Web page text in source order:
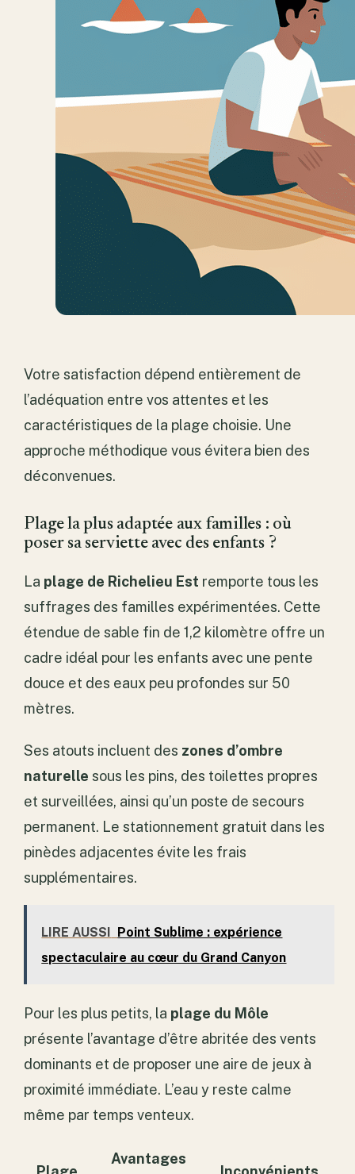
Votre satisfaction dépend entièrement de
l’adéquation entre vos attentes et les
caractéristiques de la plage choisie. Une
approche méthodique vous évitera bien des
déconvenues.
Plage la plus adaptée aux familles : où
poser sa serviette avec des enfants ?
La plage de Richelieu Est remporte tous les
suffrages des familles expérimentées. Cette
étendue de sable fin de 1,2 kilomètre offre un
cadre idéal pour les enfants avec une pente
douce et des eaux peu profondes sur 50
mètres.
Ses atouts incluent des zones d’ombre
naturelle sous les pins, des toilettes propres
et surveillées, ainsi qu’un poste de secours
permanent. Le stationnement gratuit dans les
pinèdes adjacentes évite les frais
supplémentaires.
LIRE AUSSI Point Sublime : expérience
spectaculaire au cœur du Grand Canyon
Pour les plus petits, la plage du Môle
présente l’avantage d’être abritée des vents
dominants et de proposer une aire de jeux à
proximité immédiate. L’eau y reste calme
même par temps venteux.
Avantages